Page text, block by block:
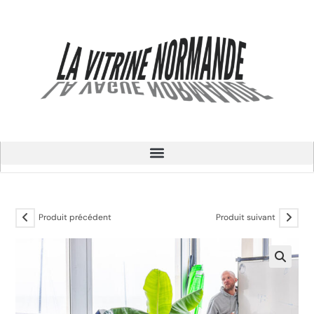
Produit précédent Produit suivant